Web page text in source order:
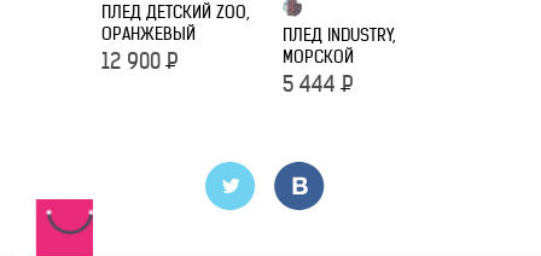
ПЛЕД ДЕТСКИЙ ZOO,
ОРАНЖЕВЫЙ
12 900 Р
ПЛЕД INDUSTRY,
МОРСКОЙ
5 444 Р